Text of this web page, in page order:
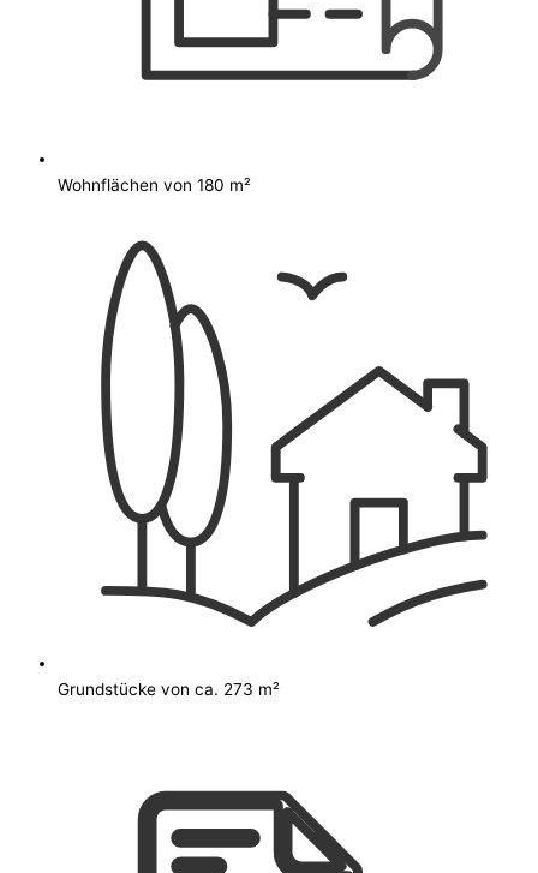
Wohnflächen von 180 m²
Grundstücke von ca. 273 m²